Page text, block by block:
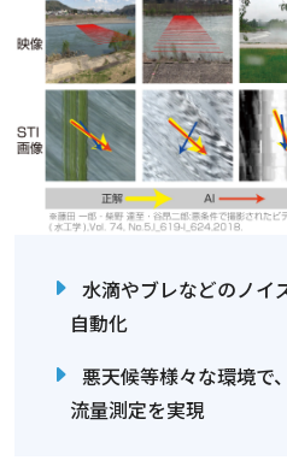
水滴やブレなどのノイ
自動化
悪天候等様々な環境で
流量測定を実現